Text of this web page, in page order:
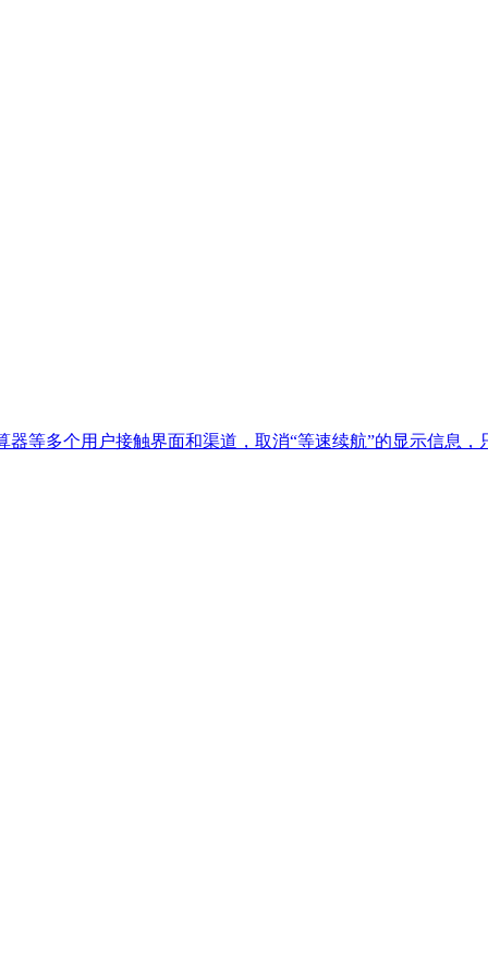
等多个用户接触界面和渠道，取消“等速续航”的显示信息，